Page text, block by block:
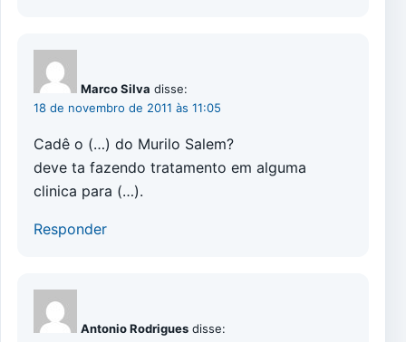
Marco Silva disse:
18 de novembro de 2011 às 11:05
Cadê o (…) do Murilo Salem?
deve ta fazendo tratamento em alguma
clinica para (…).
Responder
Antonio Rodrigues disse: